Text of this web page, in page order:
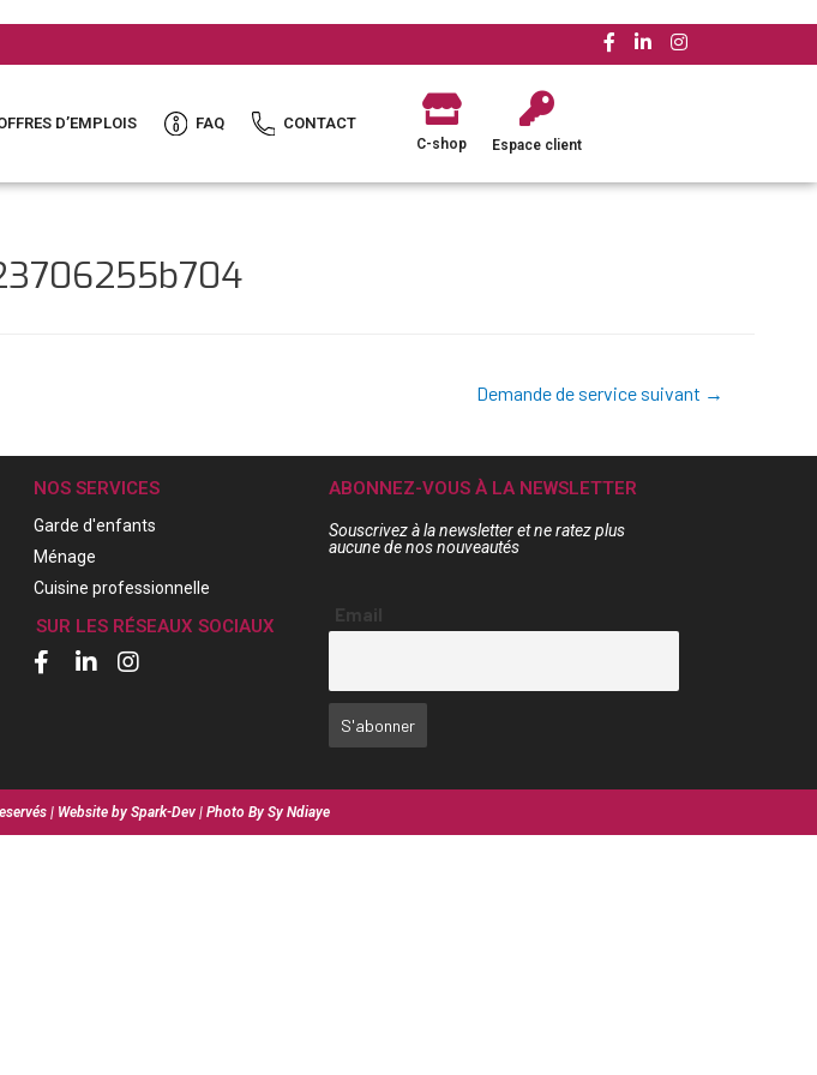
D’EMPLOIS FAQ CONTACT
C-shop Espace client
Demande de service suivant →
NOS SERVICES
Garde d'enfants
Ménage
Cuisine professionnelle
SUR LES RÉSEAUX SOCIAUX
ABONNEZ-VOUS À LA NEWSLETTER
Souscrivez à la newsletter et ne ratez plus
aucune de nos nouveautés
Email
| Website by Spark-Dev | Photo By Sy Ndiaye